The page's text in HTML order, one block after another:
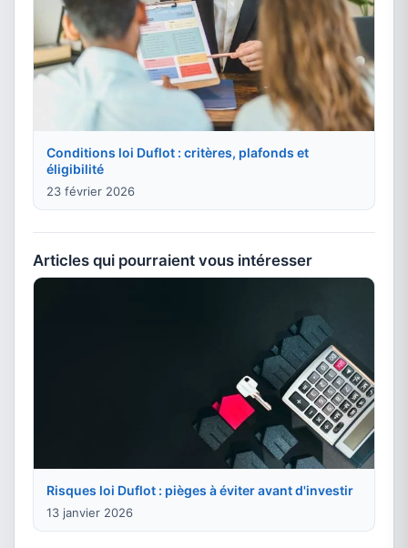
Conditions loi Duflot : critères, plafonds et
éligibilité
23 février 2026
Articles qui pourraient vous intéresser
Risques loi Duflot : pièges à éviter avant d'investir
13 janvier 2026